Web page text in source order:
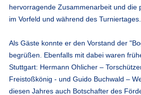
hervorragende Zusammenarbeit und die
im Vorfeld und während des Turniertages.
Als Gäste konnte er den Vorstand der
begrüßen. Ebenfalls mit dabei waren
Stuttgart: Hermann Ohlicher –
Freistoßkönig - und Guido Buchwald –
diesen Jahres auch Botschafter des